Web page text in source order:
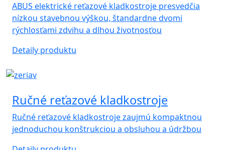
ABUS elektrické reťazové kladkostroje presvedčia
nízkou stavebnou výškou, štandardne dvomi
rýchlosťami zdvihu a dlhou životnosťou
Detaily produktu
Ručné reťazové kladkostroje
Ručné reťazové kladkostroje zaujmú kompaktnou
jednoduchou konštrukciou a obsluhou a údržbou